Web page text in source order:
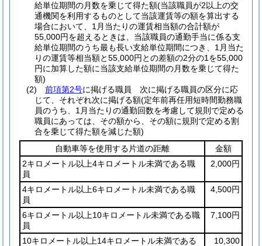
給単位期間の月数を乗じて得た額(当該職員が2以上の交
通機関を利用するものとして当該運賃等の額を算出する
場合において、1月当たりの運賃相当額の合計額が
55,000円を超えるときは、当該職員の通勤手当に係る支
給単位期間のうち最も長い支給単位期間につき、1月当た
りの運賃等相当額と55,000円との差額の2分の1を55,000
円に加算した額に当該支給単位期間の月数を乗じて得た
額)
(2)
前項第2号に掲げる職員 次に掲げる職員の区分に応
じて、それぞれ次に掲げる額(定年前再任用短時間勤務職
員のうち、1月当たりの通勤回数を考慮して規則で定める
職員にあっては、その額から、その額に規則で定める割
合を乗じて得た額を減じた額)
自動車等を使用する片道の距離
金額
2キロメートル以上4キロメートル未満である職
員
2,000円
4キロメートル以上6キロメートル未満である職
員
4,500円
6キロメートル以上10キロメートル未満である職
員
7,100円
10キロメートル以上14キロメートル未満である
10,300